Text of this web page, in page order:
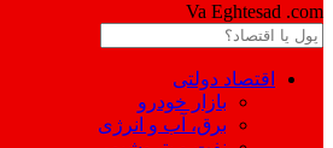
Va Eghtesad .com
اقتصاد دولتی
بازار خودرو
برق، آب و انرژی